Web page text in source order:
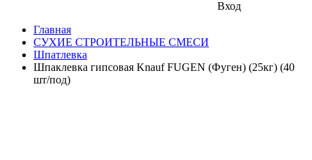
Вход
Главная
СУХИЕ СТРОИТЕЛЬНЫЕ СМЕСИ
Шпатлевка
Шпаклевка гипсовая Knauf FUGEN (Фуген) (25кг) (40
шт/под)